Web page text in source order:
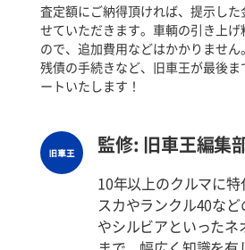
査定額にご納得頂ければ、提示した
せていただきます。車輌の引き上げ
ので、追加費用などはかかりませ
残債の手続きなど、旧車王が最後
ートいたします！
監修: 旧車王編集
10年以上のクルマに
スカやランクル40な
やシルビアといった